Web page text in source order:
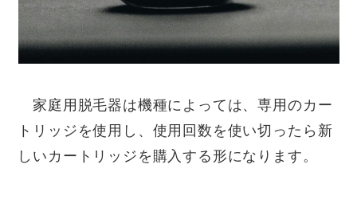
家庭用脱毛器は機種によっては、専用のカー
トリッジを使用し、使用回数を使い切ったら新
しいカートリッジを購入する形になります。